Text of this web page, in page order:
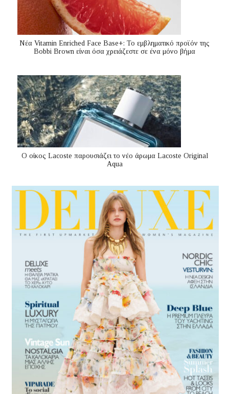
Nέα Vitamin Enriched Face Base+: Το εμβληματικό προϊόν της
Bobbi Brown είναι όσα χρειάζεστε σε ένα μόνο βήμα
Ο οίκος Lacoste παρουσιάζει το νέο άρωμα Lacoste Original
Aqua